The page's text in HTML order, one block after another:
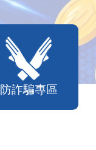
防詐騙專區